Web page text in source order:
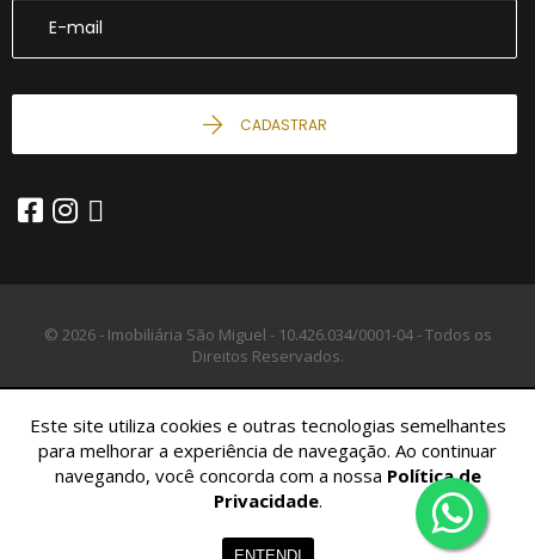
Imóveis Menu
CADASTRAR
© 2026 - Imobiliária São Miguel - 10.426.034/0001-04 -Todos os
Direitos Reservados.
Este site utiliza cookies e outras tecnologias semelhantes
para melhorar a experiência de navegação. Ao continuar
navegando, você concorda com a nossa Política de
Privacidade.
ENTENDI